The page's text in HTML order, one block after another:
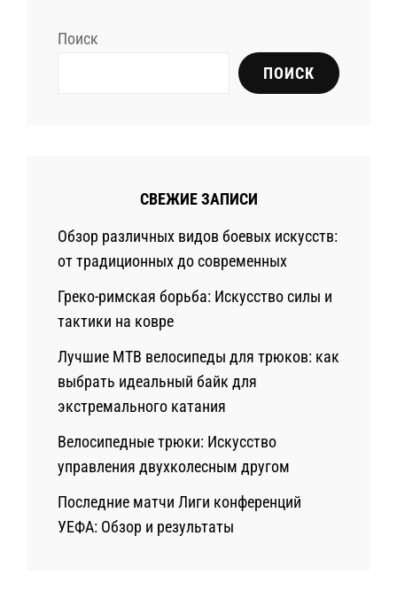
Поиск
ПОИСК
СВЕЖИЕ ЗАПИСИ
Обзор различных видов боевых искусств:
от традиционных до современных
Греко-римская борьба: Искусство силы и
тактики на ковре
Лучшие MTB велосипеды для трюков: как
выбрать идеальный байк для
экстремального катания
Велосипедные трюки: Искусство
управления двухколесным другом
Последние матчи Лиги конференций
УЕФА: Обзор и результаты